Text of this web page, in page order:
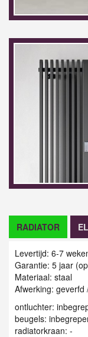
RADIATOR
Levertijd: 6-7
Garantie: 5 jaar
Materiaal: staal
Afwerking:
ontluchter:
beugels:
radiatorkraan: -